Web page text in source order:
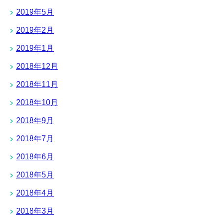
2019年5月
2019年2月
2019年1月
2018年12月
2018年11月
2018年10月
2018年9月
2018年7月
2018年6月
2018年5月
2018年4月
2018年3月